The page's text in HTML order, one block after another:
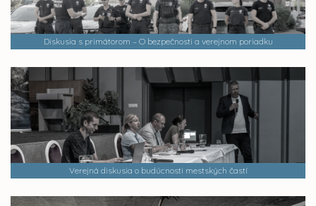
Diskusia s primátorom – O bezpečnosti a verejnom poriadku
Verejná diskusia o budúcnosti mestských častí